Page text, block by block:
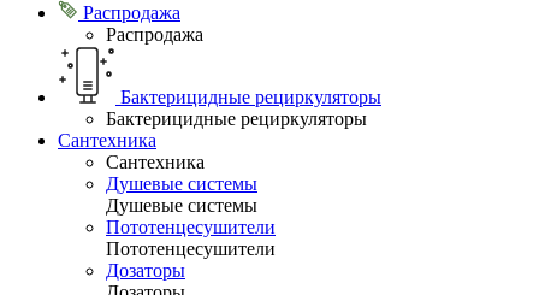
Распродажа
Распродажа
Бактерицидные рециркуляторы
Бактерицидные рециркуляторы
Сантехника
Сантехника
Душевые системы
Душевые системы
Пототенцесушители
Пототенцесушители
Дозаторы